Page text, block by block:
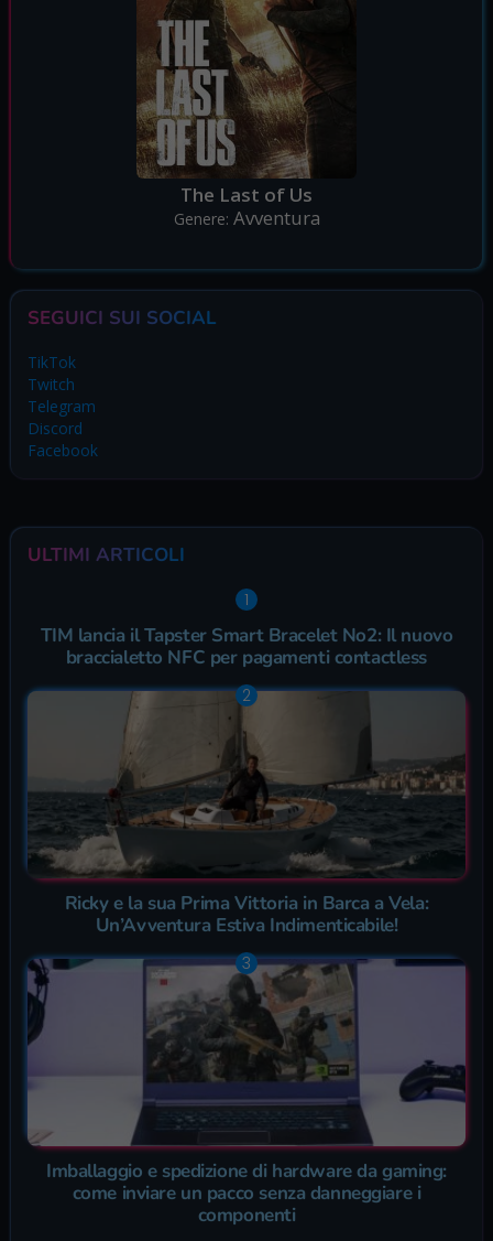
The Last of Us
Genere: Avventura
SEGUICI SUI SOCIAL
TikTok
Twitch
Telegram
Discord
Facebook
ULTIMI ARTICOLI
TIM lancia il Tapster Smart Bracelet No2: Il nuovo
braccialetto NFC per pagamenti contactless
Ricky e la sua Prima Vittoria in Barca a Vela:
Un’Avventura Estiva Indimenticabile!
Imballaggio e spedizione di hardware da gaming:
come inviare un pacco senza danneggiare i
componenti